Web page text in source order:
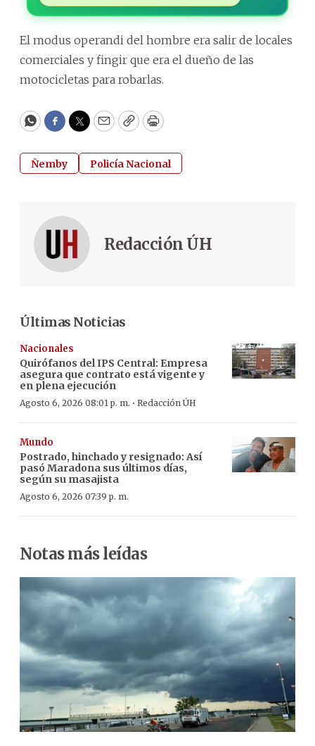
El modus operandi del hombre era salir de locales
comerciales y fingir que era el dueño de las
motocicletas para robarlas.
WhatsApp
Facebook
Twitter
EmailCopyPrint
Ñemby Policía Nacional
Redacción ÚH
Últimas Noticias
Nacionales
Quirófanos del IPS Central: Empresa
asegura que contrato está vigente y
en plena ejecución
Agosto 6, 2026 08:01 p. m. · Redacción ÚH
Mundo
Postrado, hinchado y resignado: Así
pasó Maradona sus últimos días,
según su masajista
Agosto 6, 2026 07:39 p. m.
Notas más leídas